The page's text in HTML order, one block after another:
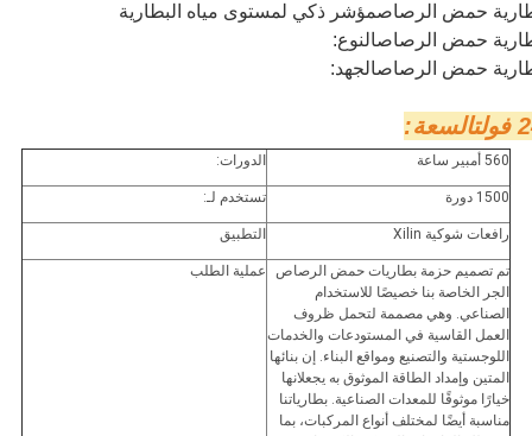
حمض الرصاصمؤشر ذكي لمستوى مياه البطارية
حمض الرصاصالنوع:
حمض الرصاصالجهد:
السعة:
560 أمبير ساعة الدورات:
1500 دورة تستخدم لـ:
رافعات شوكية Xilin التطبيق
تم تصميم حزمة بطاريات حمض الرصاص
الجر الخاصة بنا خصيصًا للاستخدام
الصناعي. وهي مصممة لتحمل ظروف
العمل القاسية في المستودعات والخدمات
اللوجستية والتصنيع ومواقع البناء. إن بنائها
المتين وإمداد الطاقة الموثوق به يجعلانها
خيارًا موثوقًا للمعدات الصناعية. بطارياتنا
مناسبة أيضًا لمختلف أنواع المركبات، بما
عملية الطلب